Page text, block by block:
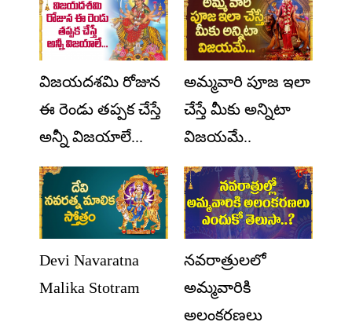
విజయదశమి రోజున
ఈ రెండు తప్పక చేస్తే
అన్నీ విజయాలే...
అమ్మవారి పూజ ఇలా
చేస్తే మీకు అన్నిటా
విజయమే..
Devi Navaratna
Malika Stotram
నవరాత్రులలో
అమ్మవారికి
అలంకరణలు